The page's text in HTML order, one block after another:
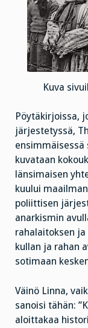
Kuva
Pöytäkirjoissa,
järjestetyssä,
kuvataan
länsimaisen
kuului
poliittisen
anarkismin
rahalaitoksen
kullan ja rahan
sotimaan
Väinö Linna,
sanoisi tähän:
aloittakaa